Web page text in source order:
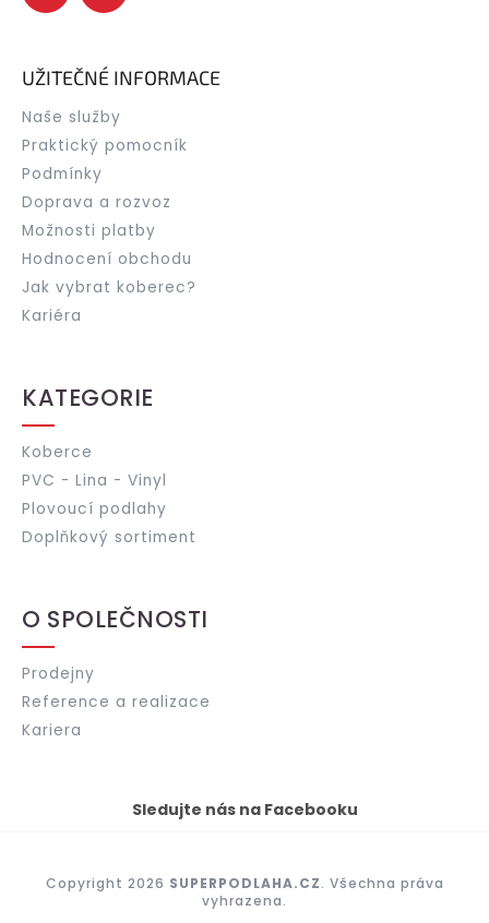
UŽITEČNÉ INFORMACE
Naše služby
Praktický pomocník
Podmínky
Doprava a rozvoz
Možnosti platby
Hodnocení obchodu
Jak vybrat koberec?
Kariéra
KATEGORIE
Koberce
PVC - Lina - Vinyl
Plovoucí podlahy
Doplňkový sortiment
O SPOLEČNOSTI
Prodejny
Reference a realizace
Kariera
Sledujte nás na Facebooku
Copyright 2026 SUPERPODLAHA.CZ. Všechna práva
vyhrazena.